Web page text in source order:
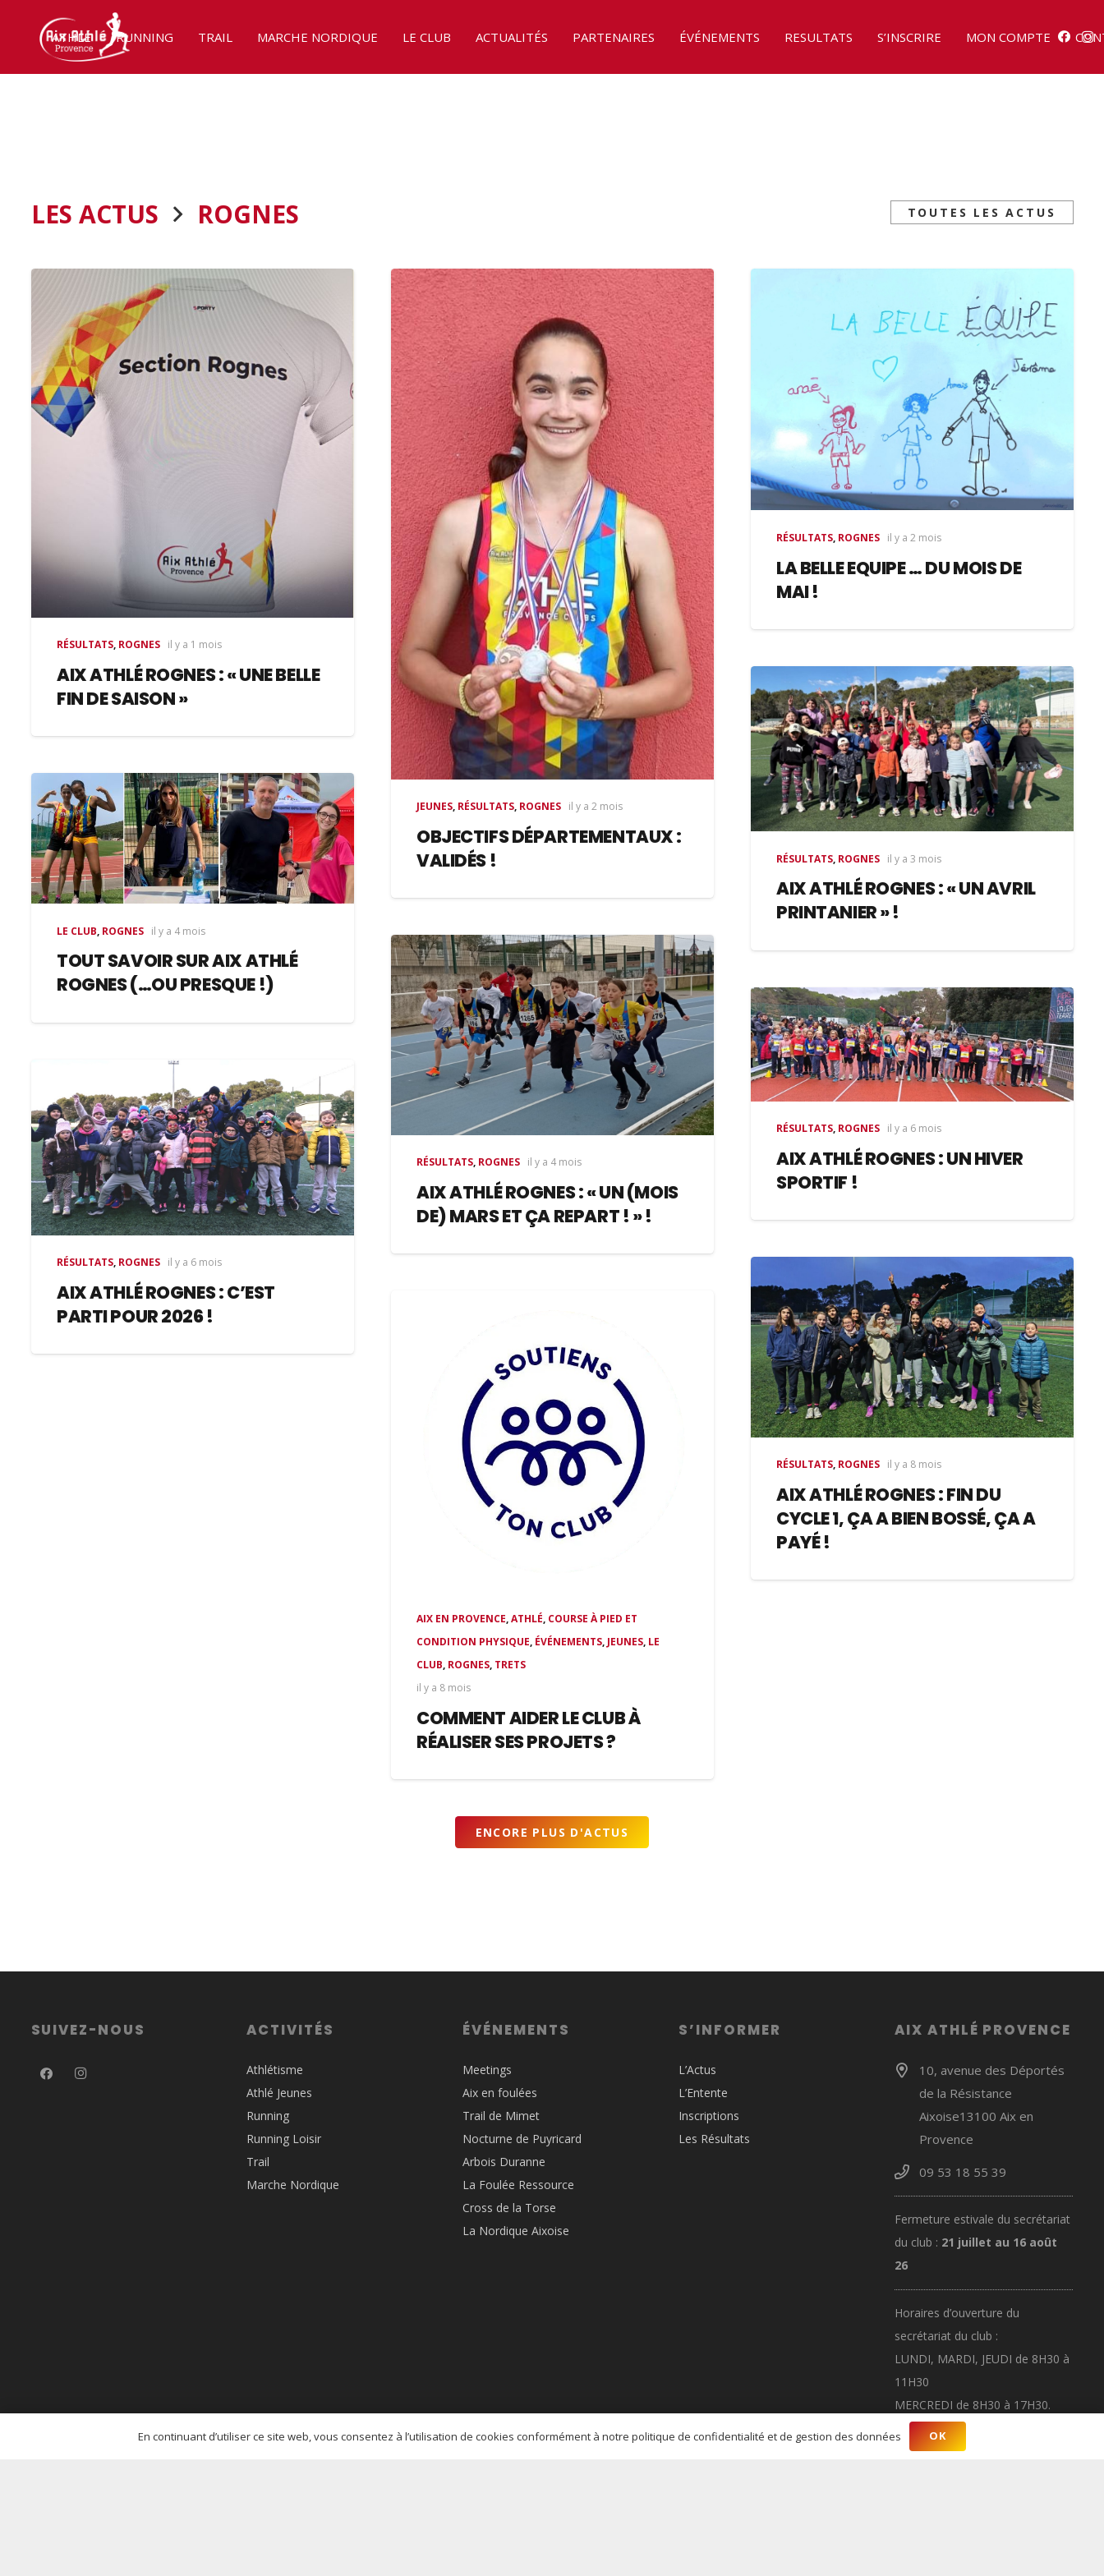
ATHLÉ RUNNING TRAIL MARCHE NORDIQUE LE CLUB ACTUALITÉS PARTENAIRES ÉVÉNEMENTS RESULTATS S’INSCRIRE MON COMPTE
LES ACTUS ROGNES TOUTES LES ACTUS
RÉSULTATS, ROGNES il y a 1 mois
AIX ATHLÉ ROGNES : « UNE BELLE
FIN DE SAISON »
JEUNES, RÉSULTATS, ROGNES il y a 2 mois
OBJECTIFS DÉPARTEMENTAUX :
VALIDÉS !
RÉSULTATS, ROGNES il y a 2 mois
LA BELLE EQUIPE … DU MOIS DE
MAI !
RÉSULTATS, ROGNES il y a 3 mois
AIX ATHLÉ ROGNES : « UN AVRIL
PRINTANIER » !
LE CLUB, ROGNES il y a 4 mois
TOUT SAVOIR SUR AIX ATHLÉ
ROGNES (…OU PRESQUE !)
RÉSULTATS, ROGNES il y a 4 mois
AIX ATHLÉ ROGNES : « UN (MOIS
DE) MARS ET ÇA REPART ! » !
RÉSULTATS, ROGNES il y a 6 mois
AIX ATHLÉ ROGNES : UN HIVER
SPORTIF !
RÉSULTATS, ROGNES il y a 6 mois
AIX ATHLÉ ROGNES : C’EST
PARTI POUR 2026 !
RÉSULTATS, ROGNES il y a 8 mois
AIX ATHLÉ ROGNES : FIN DU
CYCLE 1, ÇA A BIEN BOSSÉ, ÇA A
PAYÉ !
AIX EN PROVENCE,ATHLÉ, COURSE À PIED ET
CONDITION PHYSIQUE, ÉVÉNEMENTS, JEUNES, LE
CLUB, ROGNES, TRETS
il y a 8 mois
COMMENT AIDER LE CLUB À
RÉALISER SES PROJETS ?
ENCORE PLUS D'ACTUS
SUIVEZ-NOUS ACTIVITÉS
Athlétisme
Athlé Jeunes
Running
Running Loisir
Trail
Marche Nordique
ÉVÉNEMENTS
Meetings
Aix en foulées
Trail de Mimet
Nocturne de Puyricard
Arbois Duranne
La Foulée Ressource
Cross de la Torse
La Nordique Aixoise
S’INFORMER
L’Actus
L’Entente
Inscriptions
Les Résultats
AIX ATHLÉ PROVENCE
10, avenue des Déportés
de la Résistance
Aixoise13100 Aix en
Provence
09 53 18 55 39
Fermeture estivale du secrétariat
du club : 21 juillet au 16 août
26
Horaires d’ouverture du
secrétariat du club :
LUNDI, MARDI, JEUDI de 8H30 à
11H30
MERCREDI de 8H30 à 17H30.
En continuant d’utiliser ce site web, vous consentez à l’utilisation de cookies conformément à notre politique de confidentialité et de gestion des données OK